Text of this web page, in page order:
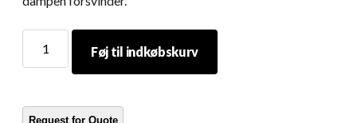
LED
mængde
Føj til indkøbskurv